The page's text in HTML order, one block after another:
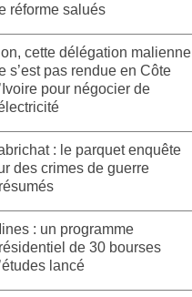
réforme salués
cette délégation malienne
s’est pas rendue en Côte
pour négocier de
: le parquet enquête
des crimes de guerre
: un programme
de 30 bourses
lancé